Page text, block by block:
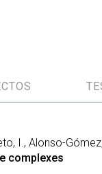
I., Alonso-
complexes